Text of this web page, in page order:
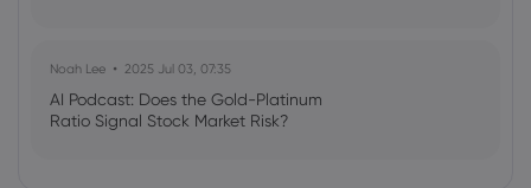
Noah Lee 2025 Jul 03, 07:35
AI Podcast: Does the Gold-Platinum
Ratio Signal Stock Market Risk?